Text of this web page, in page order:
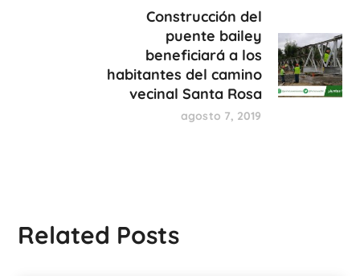
Construcción del
puente bailey
beneficiará a los
habitantes del camino
vecinal Santa Rosa
agosto 7, 2019
Related Posts